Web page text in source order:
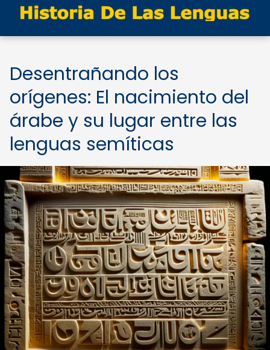
Desentrañando los
orígenes: El nacimiento del
árabe y su lugar entre las
lenguas semíticas